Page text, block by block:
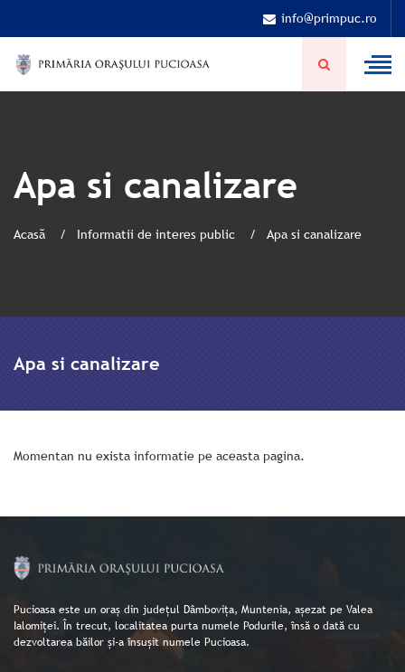
info@primpuc.ro
Apa si canalizare
Acasă Informatii de interes public Apa si canalizare
Apa si canalizare
Momentan nu exista informatie pe aceasta pagina.
Pucioasa este un oraș din județul Dâmbovița, Muntenia, așezat pe Valea
Ialomiței. În trecut, localitatea purta numele Podurile, însă o dată cu
dezvoltarea băilor și-a însușit numele Pucioasa.